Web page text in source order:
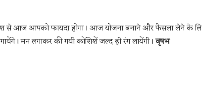
से आज आपको फायदा होगा। आज योजना बनाने और फैसला लेने के
मन लगाकर की गयी कोशिशें जल्द ही रंग लायेंगी। वृषभ